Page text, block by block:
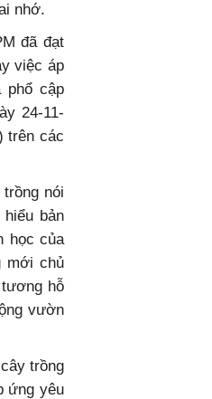
nhớ.
đã đạt
việc áp
phổ cập
24-11-
trên các
nói
hiểu bản
học của
mới chủ
hỗ
vườn
trồng
ứng yêu